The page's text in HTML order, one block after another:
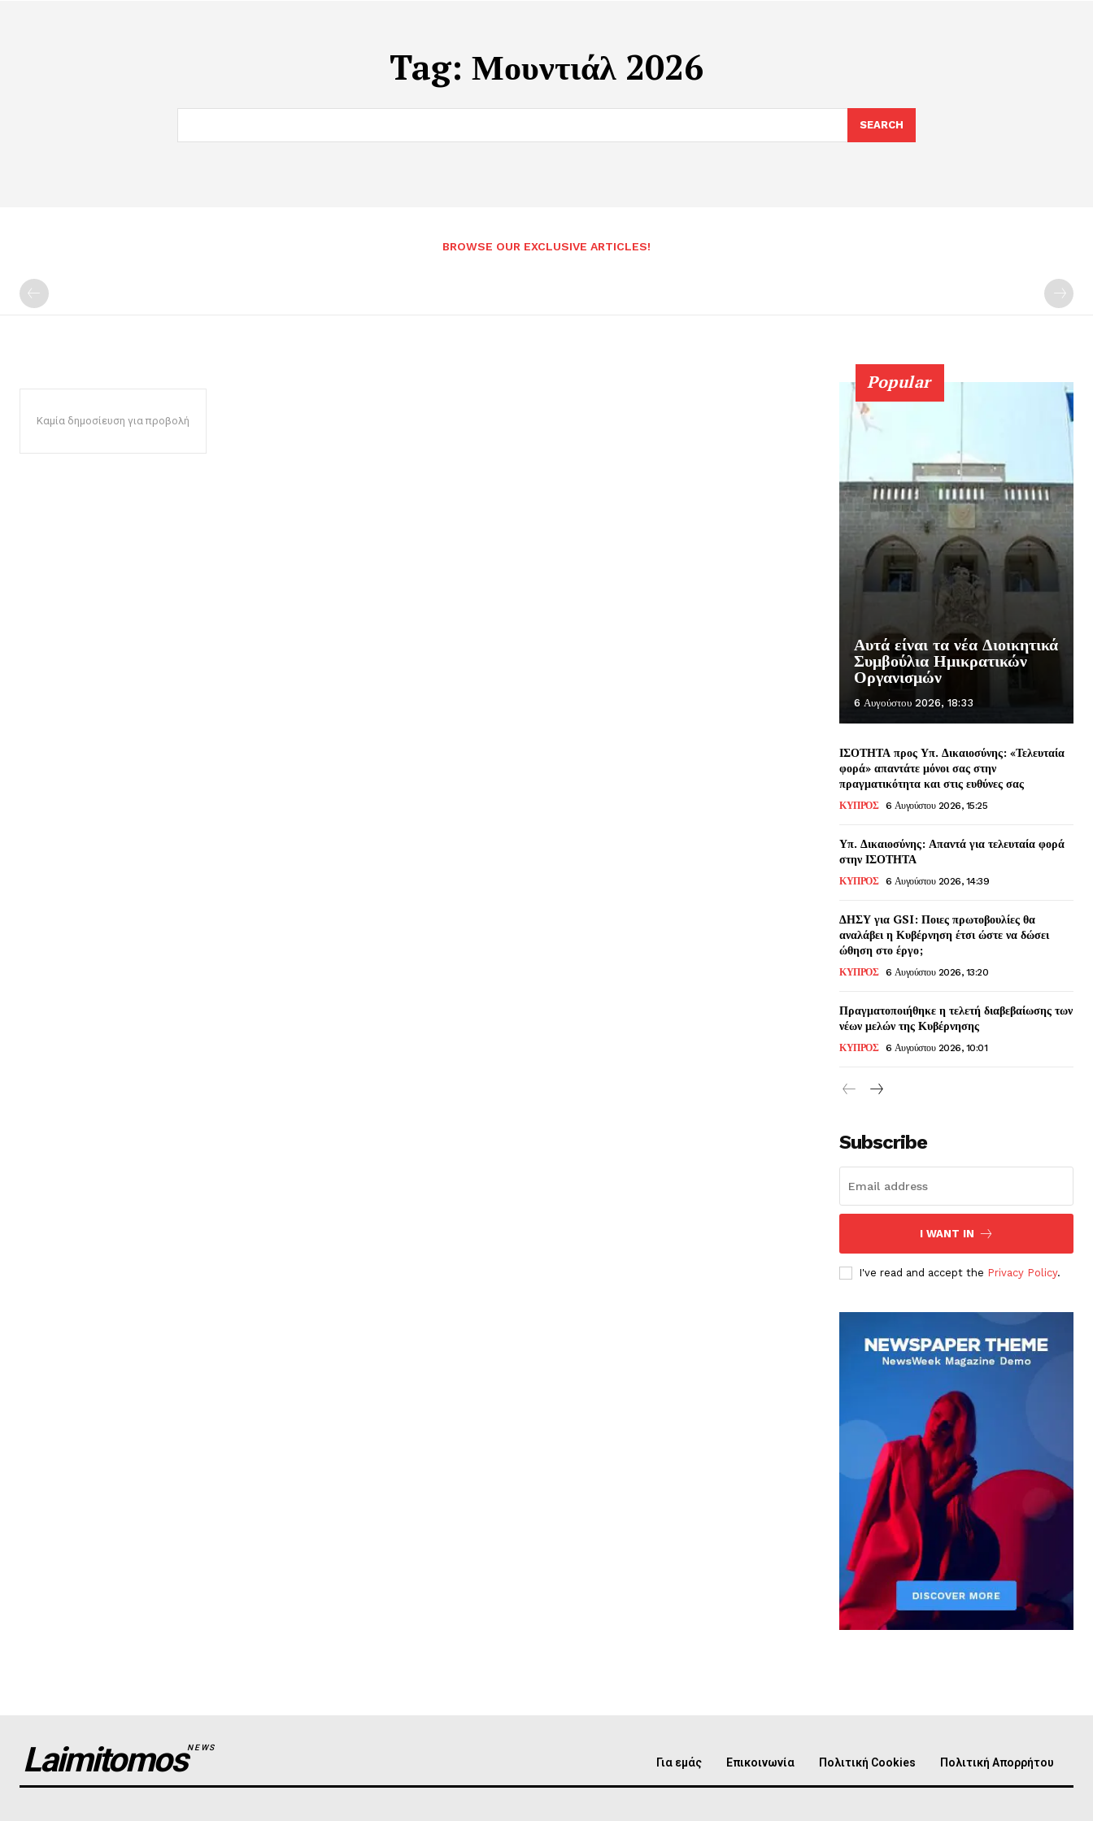
Tag: Μουντιάλ 2026
SEARCH
BROWSE OUR EXCLUSIVE ARTICLES!
Καμία δημοσίευση για προβολή
Popular
Αυτά είναι τα νέα Διοικητικά
Συμβούλια Ημικρατικών
Οργανισμών
6 Αυγούστου 2026, 18:33
ΙΣΟΤΗΤΑ προς Υπ. Δικαιοσύνης: «Τελευταία
φορά» απαντάτε μόνοι σας στην
πραγματικότητα και στις ευθύνες σας
ΚΥΠΡΟΣ 6 Αυγούστου 2026, 15:25
Υπ. Δικαιοσύνης: Απαντά για τελευταία φορά
στην ΙΣΟΤΗΤΑ
ΚΥΠΡΟΣ 6 Αυγούστου 2026, 14:39
ΔΗΣΥ για GSI: Ποιες πρωτοβουλίες θα
αναλάβει η Κυβέρνηση έτσι ώστε να δώσει
ώθηση στο έργο;
ΚΥΠΡΟΣ 6 Αυγούστου 2026, 13:20
Πραγματοποιήθηκε η τελετή διαβεβαίωσης των
νέων μελών της Κυβέρνησης
ΚΥΠΡΟΣ 6 Αυγούστου 2026, 10:01
Subscribe
I WANT IN
I've read and accept the Privacy Policy.
LaimitomosNEWS
Για εμάς Επικοινωνία Πολιτική Cookies Πολιτική Απορρήτου